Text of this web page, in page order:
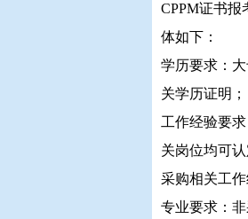
CPPM证书
体如下：
学历要求：
关学历证明；
工作经验要
关岗位均可
采购相关工作
专业要求：